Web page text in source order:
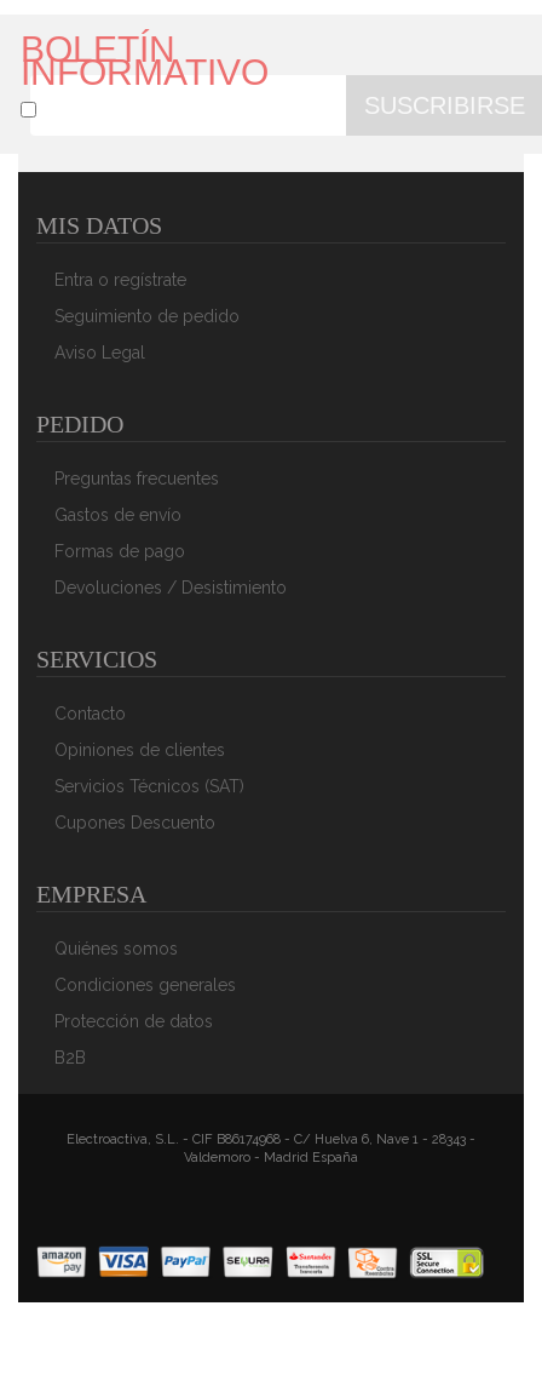
BOLETÍN
INFORMATIVO
SUSCRIBIRSE
MIS DATOS
Entra o regístrate
Seguimiento de pedido
Aviso Legal
PEDIDO
Preguntas frecuentes
Gastos de envío
Formas de pago
Devoluciones / Desistimiento
SERVICIOS
Contacto
Opiniones de clientes
Servicios Técnicos (SAT)
Cupones Descuento
EMPRESA
Quiénes somos
Condiciones generales
Protección de datos
B2B
Electroactiva, S.L. - CIF B86174968 - C/ Huelva 6, Nave 1 - 28343 -
Valdemoro - Madrid España